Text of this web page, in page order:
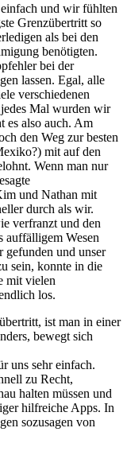
und wir fühlten
Grenzübertritt so
als bei den
benötigten.
bei der
lassen. Egal, alle
verschiedenen
Mal wurden wir
es also auch. Am
den Weg zur besten
mit auf den
Wenn man nur
und Nathan mit
durch als wir.
verfranzt und den
auffälligem Wesen
gefunden und unser
sein, konnte in die
mit vielen
los.
ist man in einer
bewegt sich
uns sehr einfach.
zu Recht,
halten müssen und
hilfreiche Apps. In
sozusagen von